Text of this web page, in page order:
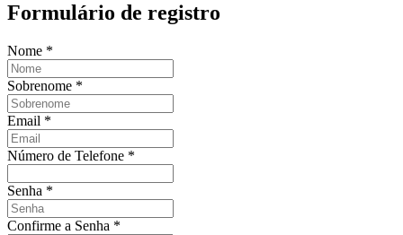
Formulário de registro
Nome *
Sobrenome *
Email *
Número de Telefone *
Senha *
Confirme a Senha *